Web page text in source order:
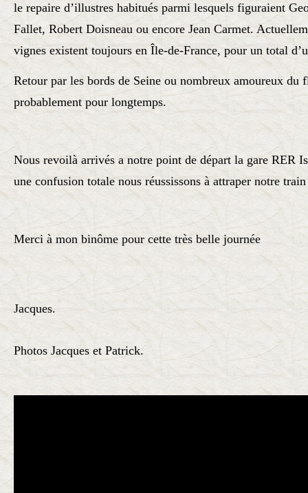
le repaire d’illustres habitués parmi lesquels figuraient
Fallet, Robert Doisneau ou encore Jean Carmet.
vignes existent toujours en Île-de-France, pour un total
Retour par les bords de Seine ou nombreux amoureux du
probablement pour longtemps.
Nous revoilà arrivés a notre point de départ la gare RER
une confusion totale nous réussissons à attraper notre train
Merci à mon binôme pour cette très belle journée
Jacques.
Photos Jacques et Patrick.